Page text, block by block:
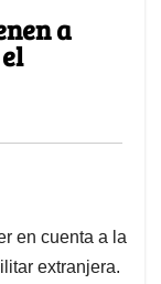
a
en cuenta a la
extranjera.